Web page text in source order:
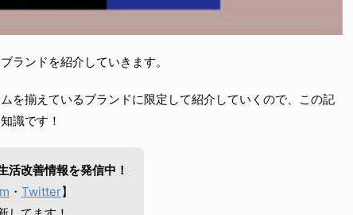
ランドを紹介していきます。
を揃えているブランドに限定して紹介していくので、この記
識です！
活改善情報を発信中！
・ Twitter】